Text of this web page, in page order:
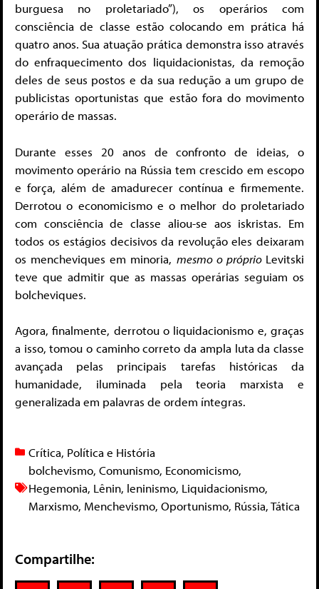
burguesa no proletariado”), os operários com
consciência de classe estão colocando em prática há
quatro anos. Sua atuação prática demonstra isso através
do enfraquecimento dos liquidacionistas, da remoção
deles de seus postos e da sua redução a um grupo de
publicistas oportunistas que estão fora do movimento
operário de massas.
Durante esses 20 anos de confronto de ideias, o
movimento operário na Rússia tem crescido em escopo
e força, além de amadurecer contínua e firmemente.
Derrotou o economicismo e o melhor do proletariado
com consciência de classe aliou-se aos iskristas. Em
todos os estágios decisivos da revolução eles deixaram
os mencheviques em minoria, mesmo o próprio Levitski
teve que admitir que as massas operárias seguiam os
bolcheviques.
Agora, finalmente, derrotou o liquidacionismo e, graças
a isso, tomou o caminho correto da ampla luta da classe
avançada pelas principais tarefas históricas da
humanidade, iluminada pela teoria marxista e
generalizada em palavras de ordem íntegras.
Crítica, Política e História
bolchevismo, Comunismo, Economicismo,
Hegemonia, Lênin, leninismo, Liquidacionismo,
Marxismo, Menchevismo, Oportunismo, Rússia,Tática
Compartilhe: